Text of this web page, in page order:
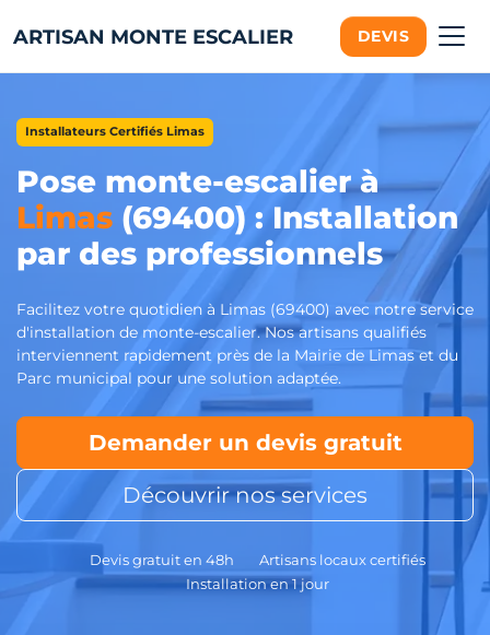
ARTISAN MONTE ESCALIER DEVIS
Installateurs Certifiés Limas
Pose monte-escalier à
Limas (69400) : Installation
par des professionnels
Facilitez votre quotidien à Limas (69400) avec notre service
d'installation de monte-escalier. Nos artisans qualifiés
interviennent rapidement près de la Mairie de Limas et du
Parc municipal pour une solution adaptée.
Demander un devis gratuit
Découvrir nos services
Devis gratuit en 48h
Artisans locaux certifiés
Installation en 1 jour